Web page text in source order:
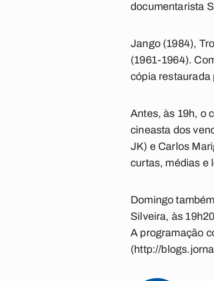
documentarista
Jango (1984),
(1961-1964).
cópia restaurada
Antes, às 19h, o
cineasta dos
JK) e Carlos
curtas, médias e
Domingo
Silveira, às
A programação
(http://